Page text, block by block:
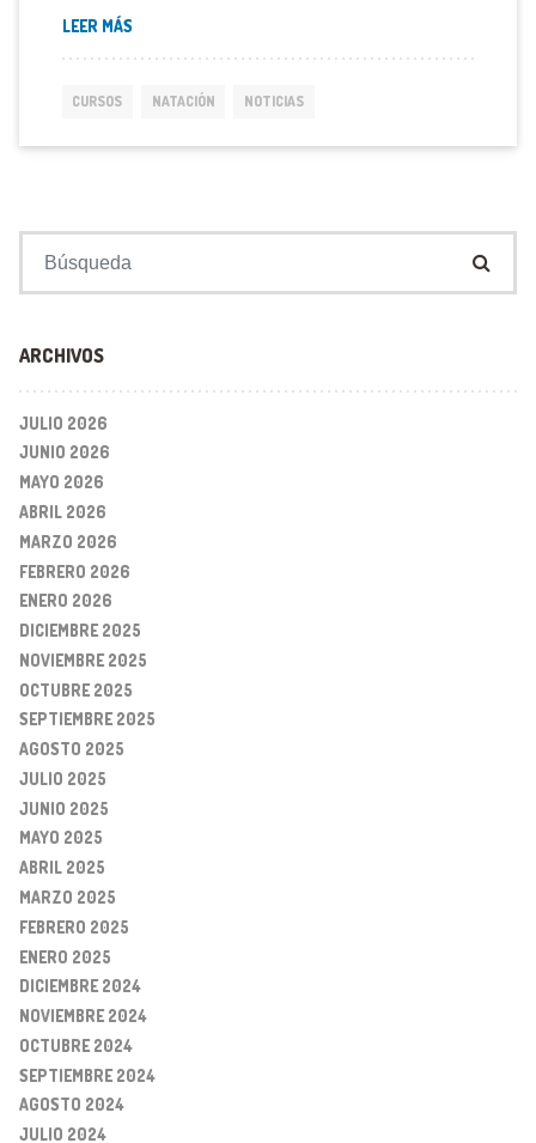
LEER MÁS
CURSOS NATACIÓN NOTICIAS
ARCHIVOS
JULIO 2026
JUNIO 2026
MAYO 2026
ABRIL 2026
MARZO 2026
FEBRERO 2026
ENERO 2026
DICIEMBRE 2025
NOVIEMBRE 2025
OCTUBRE 2025
SEPTIEMBRE 2025
AGOSTO 2025
JULIO 2025
JUNIO 2025
MAYO 2025
ABRIL 2025
MARZO 2025
FEBRERO 2025
ENERO 2025
DICIEMBRE 2024
NOVIEMBRE 2024
OCTUBRE 2024
SEPTIEMBRE 2024
AGOSTO 2024
JULIO 2024